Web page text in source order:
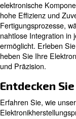
Ölfreie
Pharma-,
Zahnmedizin